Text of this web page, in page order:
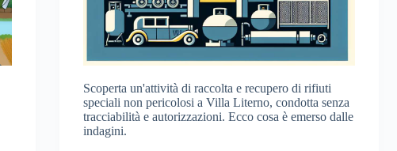
Scoperta un'attività di raccolta e recupero di rifiuti
speciali non pericolosi a Villa Literno, condotta senza
tracciabilità e autorizzazioni. Ecco cosa è emerso dalle
indagini.